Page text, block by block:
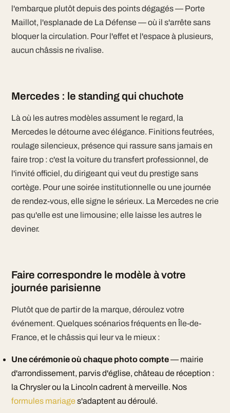
l'embarque plutôt depuis des points dégagés — Porte
Maillot, l'esplanade de La Défense — où il s'arrête sans
bloquer la circulation. Pour l'effet et l'espace à plusieurs,
aucun châssis ne rivalise.
Mercedes : le standing qui chuchote
Là où les autres modèles assument le regard, la
Mercedes le détourne avec élégance. Finitions feutrées,
roulage silencieux, présence qui rassure sans jamais en
faire trop : c'est la voiture du transfert professionnel, de
l'invité officiel, du dirigeant qui veut du prestige sans
cortège. Pour une soirée institutionnelle ou une journée
de rendez-vous, elle signe le sérieux. La Mercedes ne crie
pas qu'elle est une limousine; elle laisse les autres le
deviner.
Faire correspondre le modèle à votre
journée parisienne
Plutôt que de partir de la marque, déroulez votre
événement. Quelques scénarios fréquents en Île-de-
France, et le châssis qui leur va le mieux :
Une cérémonie où chaque photo compte— mairie
d'arrondissement, parvis d'église, château de réception :
la Chrysler ou la Lincoln cadrent à merveille. Nos
formules mariages'adaptent au déroulé.